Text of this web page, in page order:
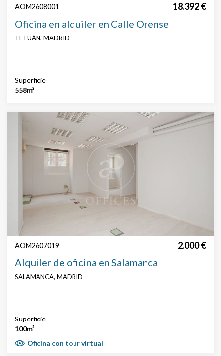
AOM2608001 18.392 €
Oficina en alquiler en Calle Orense
TETUÁN, MADRID
Superficie
558m²
AOM2607019 2.000 €
Alquiler de oficina en Salamanca
SALAMANCA, MADRID
Superficie
100m²
Oficina con tour virtual
Modificar cookies
Técnicas y funcionales